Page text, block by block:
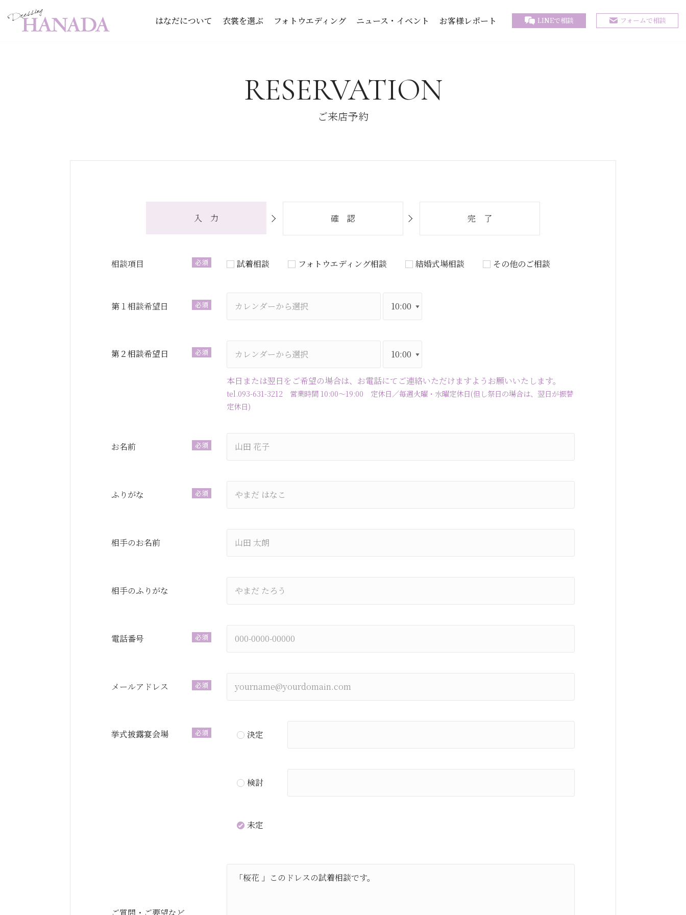
はなだについて 衣裳を選ぶ フォトウエディング ニュース・イベント お客様レポート LINEで相談 フォームで相談
RESERVATION
ご来店予約
入 力 確 認 完 了
相談項目 必須 試着相談 フォトウエディング相談 結婚式場相談 その他のご相談
第１相談希望日 必須
第２相談希望日 必須
本日または翌日をご希望の場合は、お電話にてご連絡いただけますようお願いいたします。
tel.093-631-3212 営業時間 10:00～19:00 定休日／毎週火曜・水曜定休日(但し祭日の場合は、翌日が振替
定休日)
お名前 必須
ふりがな 必須
相手のお名前
相手のふりがな
電話番号 必須
メールアドレス 必須
挙式披露宴会場 必須 決定
検討
未定